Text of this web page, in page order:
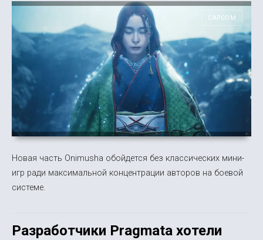
CAPCOM
Новая часть Onimusha обойдется без классических мини-
игр ради максимальной концентрации авторов на боевой
системе.
Разработчики Pragmata хотели